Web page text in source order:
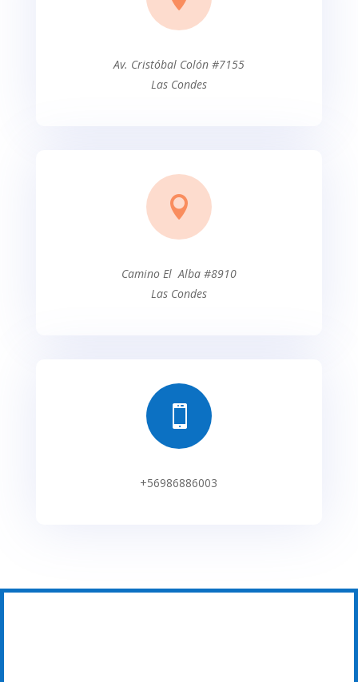
Av. Cristóbal Colón #7155
Las Condes

Camino El Alba #8910
Las Condes

+56986886003